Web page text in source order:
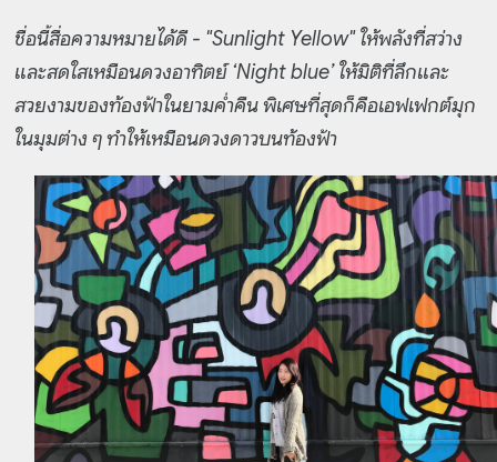
ชื่อนี้สื่อความหมายได้ดี - "Sunlight Yellow" ให้พลังที่สว่าง
และสดใสเหมือนดวงอาทิตย์ ‘Night blue’ ให้มิติที่ลึกและ
สวยงามของท้องฟ้าในยามค่ำคืน พิเศษที่สุดก็คือเอฟเฟกต์มุก
ในมุมต่าง ๆ ทำให้เหมือนดวงดาวบนท้องฟ้า